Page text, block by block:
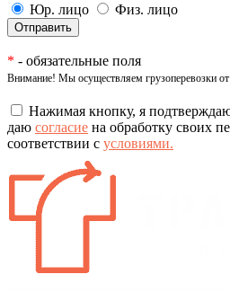
Юр. лицо
Физ. лицо
* - обязательные поля
Внимание! Мы осуществляем грузоперевозки от
Нажимая кнопку, я
даю согласие на обработку своих
соответствии с условиями.